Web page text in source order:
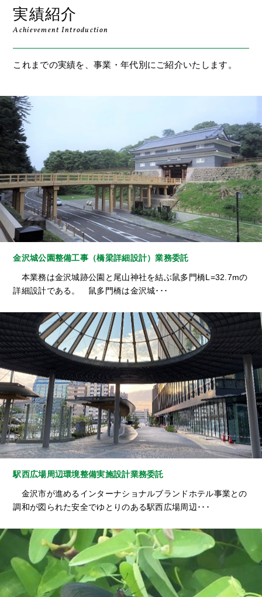
実績紹介
Achievement Introduction
これまでの実績を、事業・年代別にご紹介いたします。
金沢城公園整備工事（橋梁詳細設計）業務委託
本業務は金沢城跡公園と尾山神社を結ぶ鼠多門橋L=32.7mの
詳細設計である。 鼠多門橋は金沢城･･･
駅西広場周辺環境整備実施設計業務委託
金沢市が進めるインターナショナルブランドホテル事業との
調和が図られた安全でゆとりのある駅西広場周辺･･･